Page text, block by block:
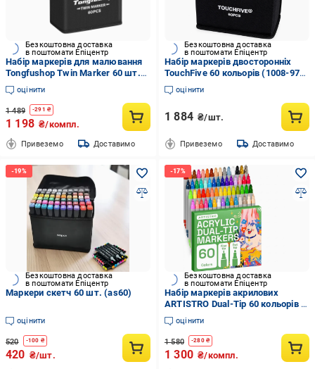
Безкоштовна доставка
в поштомати Епіцентр
Набір маркерів для малювання
Tongfushop Twin Marker 60 шт.
(35279956)
оцінити
1 489 -291 ₴
1 198 ₴/компл.
Привеземо Доставимо
Безкоштовна доставка
в поштомати Епіцентр
Набір маркерів двосторонніх
TouchFive 60 кольорів (1008-978-
00)
оцінити
1 884 ₴/шт.
Привеземо Доставимо
Безкоштовна доставка
в поштомати Епіцентр
Маркери скетч 60 шт. (as60)
оцінити
520 -100 ₴
420 ₴/шт.
Безкоштовна доставка
в поштомати Епіцентр
Набір маркерів акрилових
ARTISTRO Dual-Tip 60 кольорів з
подвійним наконечником
(33480932)
оцінити
1 580 -280₴
1 300 ₴/компл.